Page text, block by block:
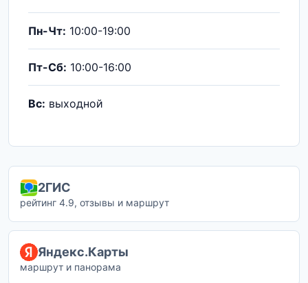
Пн-Чт: 10:00-19:00
Пт-Сб: 10:00-16:00
Вс: выходной
2ГИС
рейтинг 4.9, отзывы и маршрут
Яндекс.Карты
маршрут и панорама